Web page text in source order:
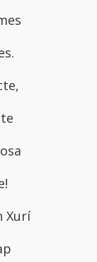
Xurí